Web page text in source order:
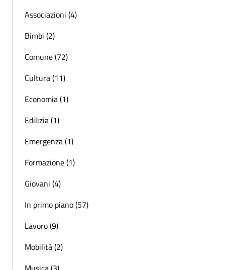
Associazioni (4)
Bimbi (2)
Comune (72)
Cultura (11)
Economia (1)
Edilizia (1)
Emergenza (1)
Formazione (1)
Giovani (4)
In primo piano (57)
Lavoro (9)
Mobilità (2)